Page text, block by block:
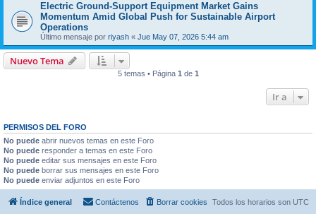
Electric Ground-Support Equipment Market Gains
Momentum Amid Global Push for Sustainable Airport
Operations
Último mensaje por riyash « Jue May 07, 2026 5:44 am
Nuevo Tema
5 temas • Página 1 de 1
Ir a
PERMISOS DEL FORO
No puede abrir nuevos temas en este Foro
No puede responder a temas en este Foro
No puede editar sus mensajes en este Foro
No puede borrar sus mensajes en este Foro
No puede enviar adjuntos en este Foro
Índice general Todos los horarios son UTC
Borrar cookies
Contáctenos